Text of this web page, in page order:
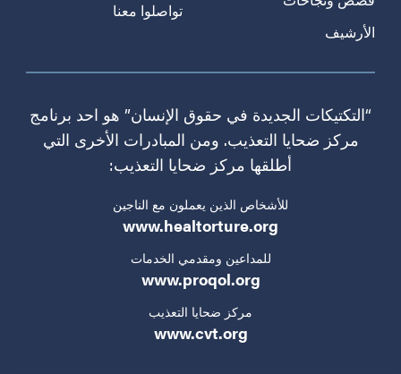
الأرشيف
تواصلوا معنا
“التكتيكات الجديدة في حقوق الإنسان” هو احد برنامج
مركز ضحايا التعذيب. ومن المبادرات الأخرى التي
أطلقها مركز ضحايا التعذيب:
للأشخاص الذين يعملون مع الناجين
www.healtorture.org
للمداعين ومقدمي الخدمات
www.proqol.org
مركز ضحايا التعذيب
www.cvt.org